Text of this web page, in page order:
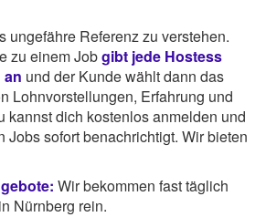
ungefähre Referenz zu verstehen.
zu einem Jobgibt jede Hostess
und der Kunde wählt dann das
Lohnvorstellungen, Erfahrung und
kannst dich kostenlos anmelden und
Jobs sofort benachrichtigt. Wir bieten
Wir bekommen fast täglich
Nürnberg rein.